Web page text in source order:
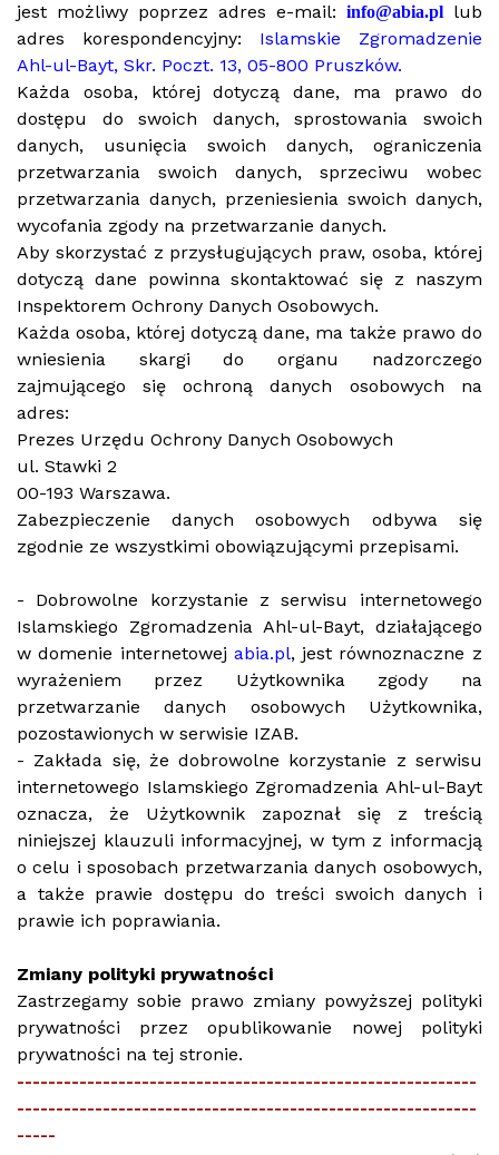
jest możliwy poprzez adres e-mail: info@abia.pllub
adres korespondencyjny: Islamskie Zgromadzenie
Ahl-ul-Bayt, Skr. Poczt. 13, 05-800 Pruszków.
Każda osoba, której dotyczą dane, ma prawo do
dostępu do swoich danych, sprostowania swoich
danych, usunięcia swoich danych, ograniczenia
przetwarzania swoich danych, sprzeciwu wobec
przetwarzania danych, przeniesienia swoich danych,
wycofania zgody na przetwarzanie danych.
Aby skorzystać z przysługujących praw, osoba, której
dotyczą dane powinna skontaktować się z naszym
Inspektorem Ochrony Danych Osobowych.
Każda osoba, której dotyczą dane, ma także prawo do
wniesienia skargi do organu nadzorczego
zajmującego się ochroną danych osobowych na
adres:
Prezes Urzędu Ochrony Danych Osobowych
ul. Stawki 2
00-193 Warszawa.
Zabezpieczenie danych osobowych odbywa się
zgodnie ze wszystkimi obowiązującymi przepisami.
- Dobrowolne korzystanie z serwisu internetowego
Islamskiego Zgromadzenia Ahl-ul-Bayt, działającego
w domenie internetowej abia.pl, jest równoznaczne z
wyrażeniem przez Użytkownika zgody na
przetwarzanie danych osobowych Użytkownika,
pozostawionych w serwisie IZAB.
- Zakłada się, że dobrowolne korzystanie z serwisu
internetowego Islamskiego Zgromadzenia Ahl-ul-Bayt
oznacza, że Użytkownik zapoznał się z treścią
niniejszej klauzuli informacyjnej, w tym z informacją
o celu i sposobach przetwarzania danych osobowych,
a także prawie dostępu do treści swoich danych i
prawie ich poprawiania.
Zmiany polityki prywatności
Zastrzegamy sobie prawo zmiany powyższej polityki
prywatności przez opublikowanie nowej polityki
prywatności na tej stronie.
-----------------------------------------------------------
-----------------------------------------------------------
-----